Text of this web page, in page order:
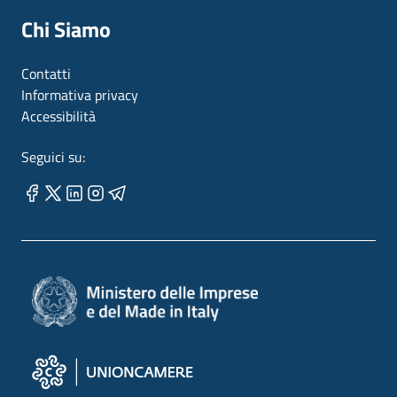
Chi Siamo
Contatti
Informativa privacy
Accessibilità
Seguici su: